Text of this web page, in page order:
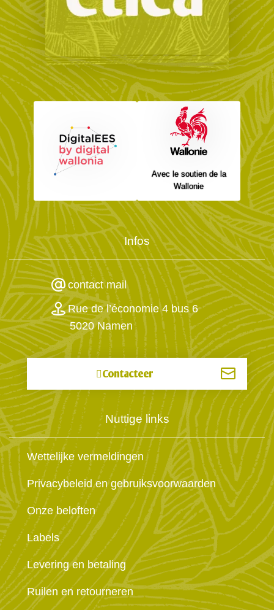
Avec le soutien de la
Wallonie
Infos
contact mail
Rue de l’économie 4 bus 6
5020 Namen
Contacteer
Nuttige links
Wettelijke vermeldingen
Privacybeleid en gebruiksvoorwaarden
Onze beloften
Labels
Levering en betaling
Ruilen en retourneren